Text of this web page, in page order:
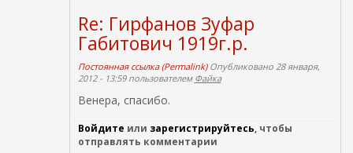
Re: Гирфанов Зуфар
Габитович 1919г.р.
Постоянная ссылка (Permalink)Опубликовано 28 января,
2012 - 13:59 пользователем Файка
Венера, спасибо.
Войдите или зарегистрируйтесь, чтобы
отправлять комментарии